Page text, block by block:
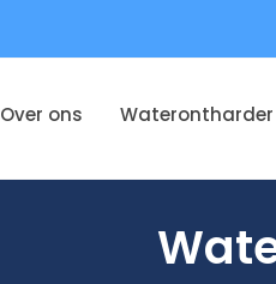
Over ons Waterontharder